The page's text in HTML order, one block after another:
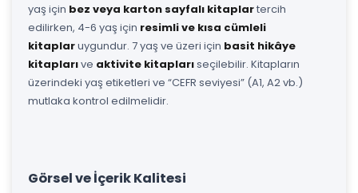
yaş için bez veya karton sayfalı kitaplartercih
edilirken, 4-6 yaş için resimli ve kısa cümleli
kitaplaruygundur. 7 yaş ve üzeri için basit hikâye
kitaplarıve aktivite kitaplarıseçilebilir. Kitapların
üzerindeki yaş etiketleri ve “CEFR seviyesi” (A1, A2 vb.)
mutlaka kontrol edilmelidir.
Görsel ve İçerik Kalitesi